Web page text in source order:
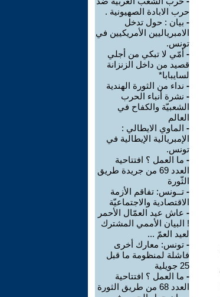
حرب الابادة الصهيونية .
- بيان : حول تدخل
الامبرياليين الأمريكيين في
تونس.
- أمّي لا تبكي من أجلي
قصيد من داخل الزنزانة
لسايبابا* ‏
- نداء من الثورة الهندية ‏
- نشرة أنباء الحرب
الشعبيّة والكفاح في
العالم
- الماوي الايطالي :
الإمبريالية الإيطالية في
تونس.
- ما العمل ؟ افتتاحية
العدد 69 من جريدة طريق
الثّورة
- تــونس: تفاقم الأزمة
الاقتصادية والاجتماعيّة
- عاش عيد العمّال الأحمر
‏‎!‎ البيان الأممي المشترك
لعيد العمّ ...
- تونس: معارك أخرى
فاشلة لمنظومة ما قبل
25 جويلية
- ما العمل ؟ افتتاحية
العدد 68 من طريق الثورة